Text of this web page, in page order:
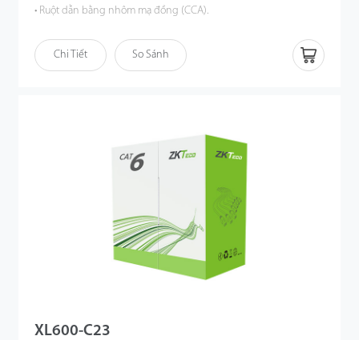
• Ruột dẫn bằng nhôm mạ đồng (CCA).
• Nhiệt độ hoạt động định mức từ -20°C đến +60°C.
Chi Tiết So Sánh
XL600-C23